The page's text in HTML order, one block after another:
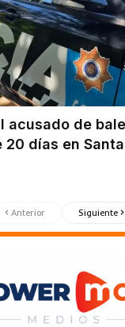
acusado de
20 días en Santa
Anterior Siguiente